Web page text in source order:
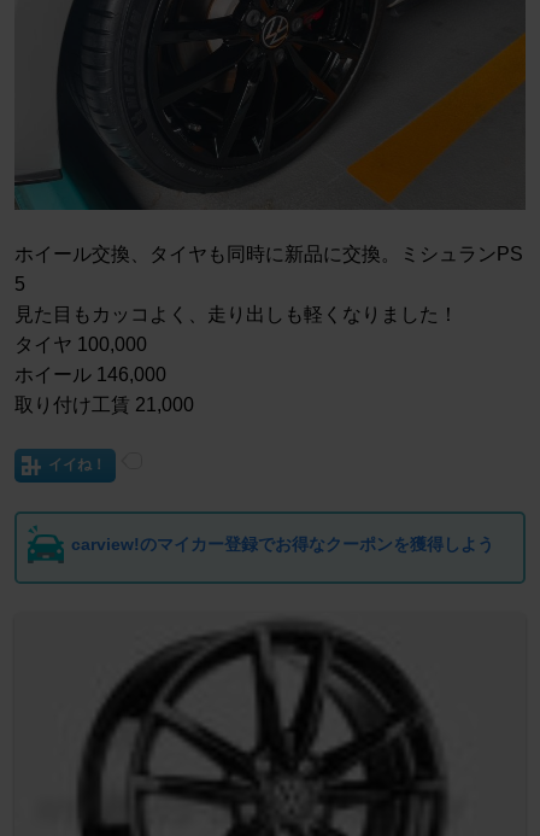
ホイール交換、タイヤも同時に新品に交換。ミシュランPS
5
見た目もカッコよく、走り出しも軽くなりました！
タイヤ 100,000
ホイール 146,000
取り付け工賃 21,000
イイね！
carview!のマイカー登録でお得なクーポンを獲得しよう